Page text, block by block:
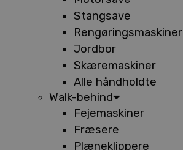
Stangsave
Rengøringsmaskiner
Jordbor
Skæremaskiner
Alle håndholdte
Walk-behind
Fejemaskiner
Fræsere
Plæneklippere